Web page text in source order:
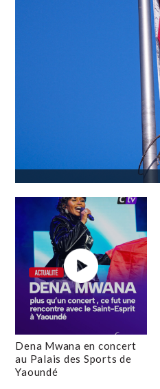
Dena Mwana en concert
au Palais des Sports de
Yaoundé